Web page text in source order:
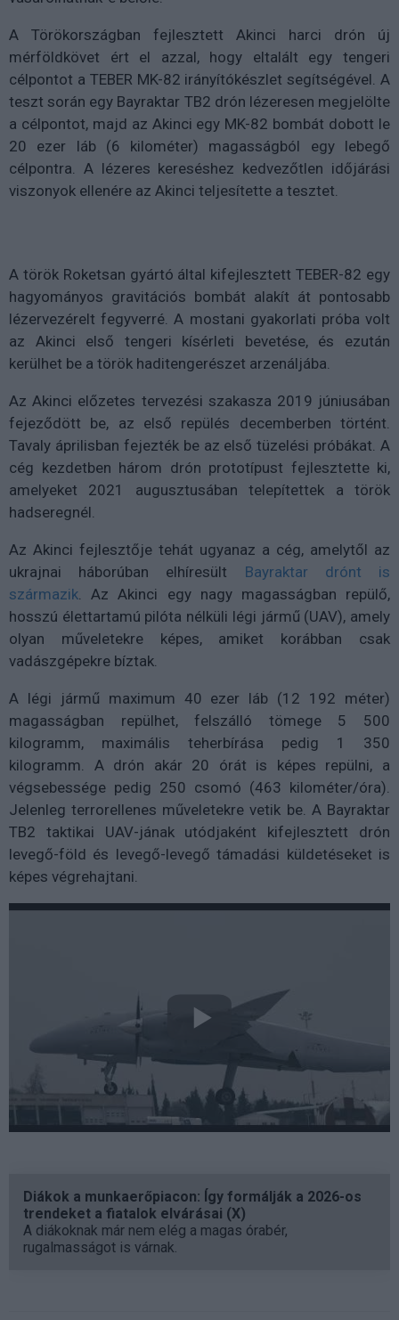
A Törökországban fejlesztett Akinci harci drón új
mérföldkövet ért el azzal, hogy eltalált egy tengeri
célpontot a TEBER MK-82 irányítókészlet segítségével. A
teszt során egy Bayraktar TB2 drón lézeresen megjelölte
a célpontot, majd az Akinci egy MK-82 bombát dobott le
20 ezer láb (6 kilométer) magasságból egy lebegő
célpontra. A lézeres kereséshez kedvezőtlen időjárási
viszonyok ellenére az Akinci teljesítette a tesztet.
A török Roketsan gyártó által kifejlesztett TEBER-82 egy
hagyományos gravitációs bombát alakít át pontosabb
lézervezérelt fegyverré. A mostani gyakorlati próba volt
az Akinci első tengeri kísérleti bevetése, és ezután
kerülhet be a török haditengerészet arzenáljába.
Az Akinci előzetes tervezési szakasza 2019 júniusában
fejeződött be, az első repülés decemberben történt.
Tavaly áprilisban fejezték be az első tüzelési próbákat. A
cég kezdetben három drón prototípust fejlesztette ki,
amelyeket 2021 augusztusában telepítettek a török
hadseregnél.
Az Akinci fejlesztője tehát ugyanaz a cég, amelytől az
ukrajnai háborúban elhíresült Bayraktar drónt is
származik. Az Akinci egy nagy magasságban repülő,
hosszú élettartamú pilóta nélküli légi jármű (UAV), amely
olyan műveletekre képes, amiket korábban csak
vadászgépekre bíztak.
A légi jármű maximum 40 ezer láb (12 192 méter)
magasságban repülhet, felszálló tömege 5 500
kilogramm, maximális teherbírása pedig 1 350
kilogramm. A drón akár 20 órát is képes repülni, a
végsebessége pedig 250 csomó (463 kilométer/óra).
Jelenleg terrorellenes műveletekre vetik be. A Bayraktar
TB2 taktikai UAV-jának utódjaként kifejlesztett drón
levegő-föld és levegő-levegő támadási küldetéseket is
képes végrehajtani.
Diákok a munkaerőpiacon: Így formálják a 2026-os
trendeket a fiatalok elvárásai (X)
A diákoknak már nem elég a magas órabér,
rugalmasságot is várnak.